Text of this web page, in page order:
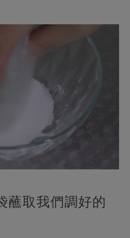
蘸取我們調好的